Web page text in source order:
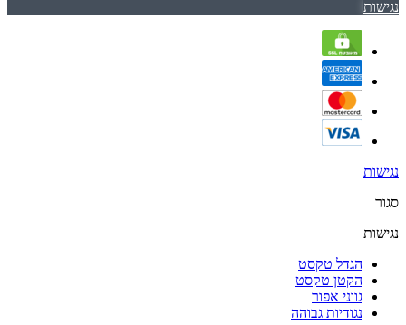
נגישות
נגישות
סגור
נגישות
הגדל טקסט
הקטן טקסט
גווני אפור
נגודיות גבוהה